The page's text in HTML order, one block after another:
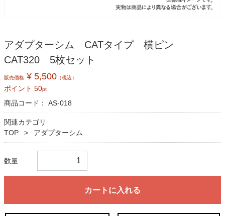
アダプターシム CATタイプ 横ピン
CAT320 5枚セット
販売価格 ¥ 5,500 （税込）
ポイント 50pt
商品コード： AS-018
関連カテゴリ
TOP
アダプターシム
数量
カートに入れる